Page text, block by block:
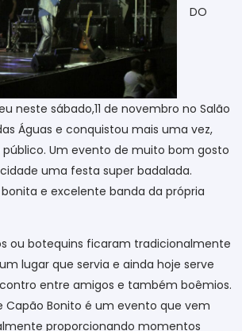
DO
neste sábado,11 de novembro no Salão
Águas e conquistou mais uma vez,
Um evento de muito bom gosto
uma festa super badalada.
e excelente banda da própria
ou botequins ficaram tradicionalmente
lugar que servia e ainda hoje serve
entre amigos e também boêmios.
Capão Bonito é um evento que vem
proporcionando momentos